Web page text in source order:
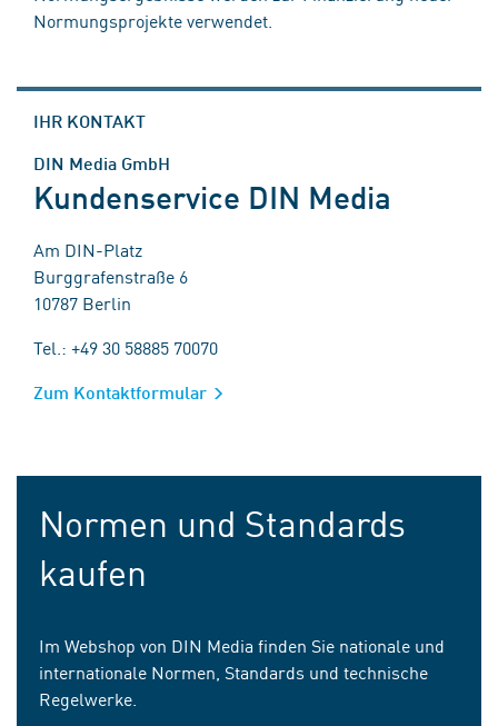
Normungsprojekte verwendet.
IHR KONTAKT
DIN Media GmbH
Kundenservice DIN Media
Am DIN-Platz
Burggrafenstraße 6
10787 Berlin
Tel.: +49 30 58885 70070
Zum Kontaktformular
Normen und Standards
kaufen
Im Webshop von DIN Media finden Sie nationale und
internationale Normen, Standards und technische
Regelwerke.